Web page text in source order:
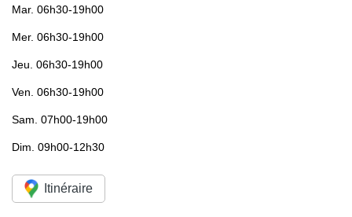
Mar. 06h30-19h00
Mer. 06h30-19h00
Jeu. 06h30-19h00
Ven. 06h30-19h00
Sam. 07h00-19h00
Dim. 09h00-12h30
Itinéraire